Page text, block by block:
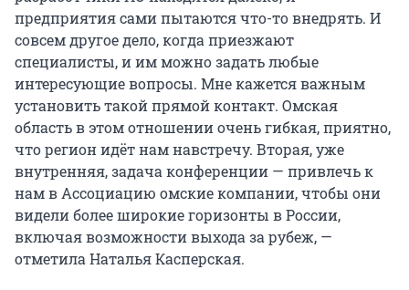
предприятия сами пытаются что-то внедрять. И
совсем другое дело, когда приезжают
специалисты, и им можно задать любые
интересующие вопросы. Мне кажется важным
установить такой прямой контакт. Омская
область в этом отношении очень гибкая, приятно,
что регион идёт нам навстречу. Вторая, уже
внутренняя, задача конференции — привлечь к
нам в Ассоциацию омские компании, чтобы они
видели более широкие горизонты в России,
включая возможности выхода за рубеж, —
отметила Наталья Касперская.